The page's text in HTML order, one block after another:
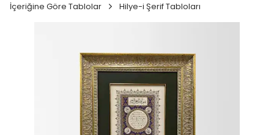
İçeriğine Göre Tablolar Hilye-i Şerif Tabloları